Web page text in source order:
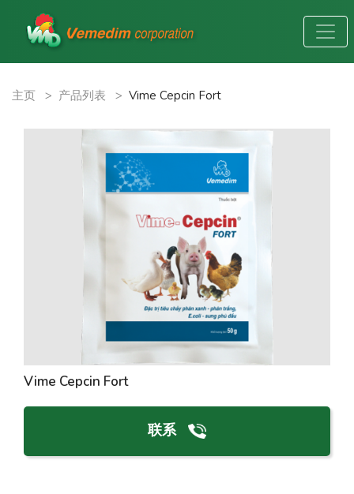
主页 > 产品列表 > Vime Cepcin Fort
Vime Cepcin Fort
联系